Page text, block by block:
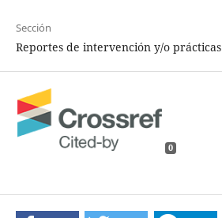
Sección
Reportes de intervención y/o prácticas
0